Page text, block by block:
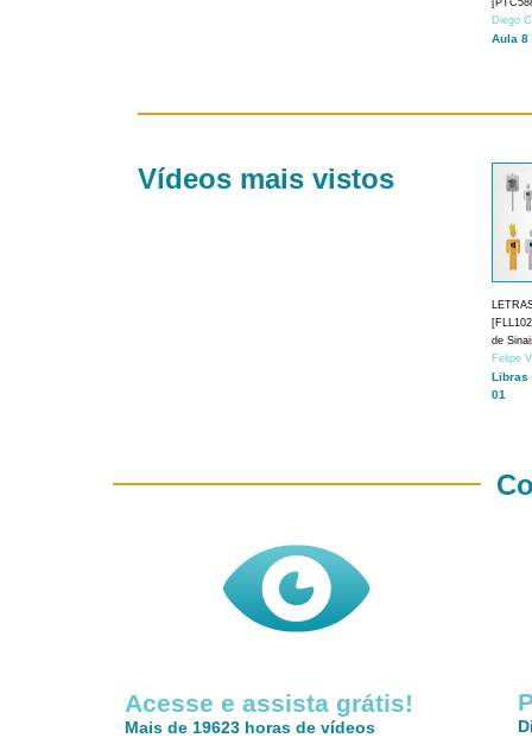
Diego
Aula 8
Vídeos mais vistos
de
Felipe
Libras
01
Acesse e assista grátis!
Mais de 19623 horas de vídeos